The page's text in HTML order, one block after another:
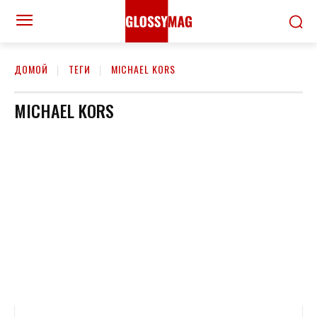
ДОМОЙ ТЕГИ MICHAEL KORS
MICHAEL KORS